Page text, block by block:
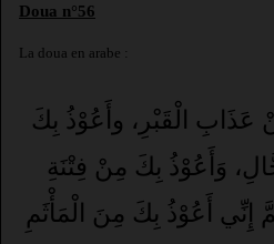
Doua n°56
La doua en arabe :
عَذَابِ الْقَبْرِ، وأَعُوْذُ بِكَ
وَأَعُوْذُ بِكَ مِنْ فِتْنَةِ
إِنِّي أَعُوْذُ بِكَ مِنَ الْمَأْثَمِ